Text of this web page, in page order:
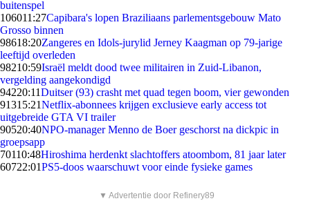
buitenspel
106011:27Capibara's lopen Braziliaans parlementsgebouw Mato
Grosso binnen
98618:20Zangeres en Idols-jurylid Jerney Kaagman op 79-jarige
leeftijd overleden
98210:59Israël meldt dood twee militairen in Zuid-Libanon,
vergelding aangekondigd
94220:11Duitser (93) crasht met quad tegen boom, vier gewonden
91315:21Netflix-abonnees krijgen exclusieve early access tot
uitgebreide GTA VI trailer
90520:40NPO-manager Menno de Boer geschorst na dickpic in
groepsapp
70110:48Hiroshima herdenkt slachtoffers atoombom, 81 jaar later
60722:01PS5-doos waarschuwt voor einde fysieke games
▼ Advertentie door Refinery89